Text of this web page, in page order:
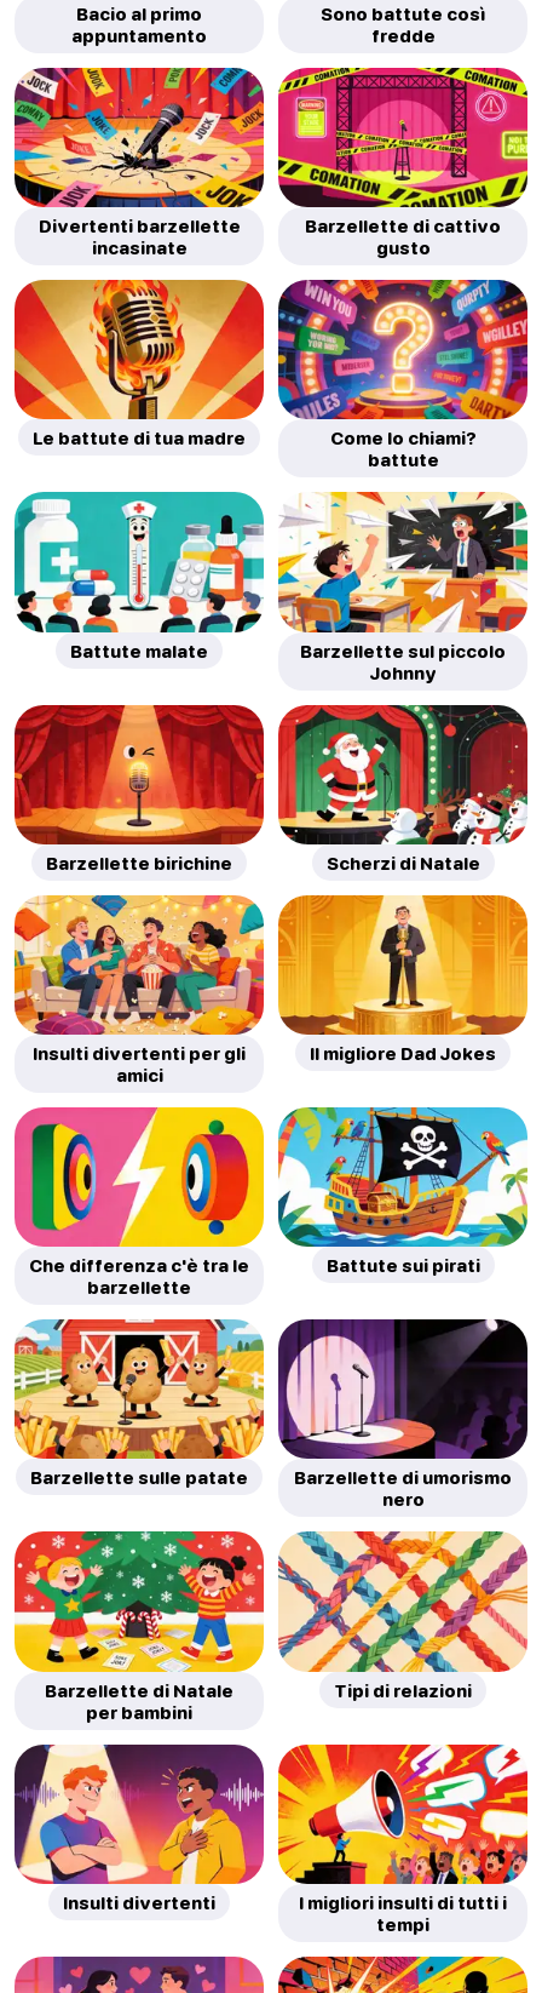
Bacio al primo
appuntamento
Sono battute così
fredde
Divertenti barzellette
incasinate
Barzellette di cattivo
gusto
Le battute di tua madre
Come lo chiami?
battute
Battute malate
Barzellette sul piccolo
Johnny
Barzellette birichine Scherzi di Natale
Insulti divertenti per gli
amici
Il migliore Dad Jokes
Che differenza c'è tra le
barzellette
Battute sui pirati
Barzellette sulle patate
Barzellette di umorismo
nero
Barzellette di Natale
per bambini
Tipi di relazioni
Insulti divertenti
I migliori insulti di tutti i
tempi